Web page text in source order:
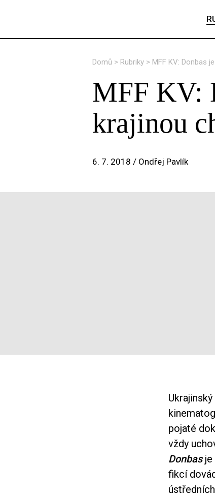
Domů > Rubriky > MFF KV: Donbas
MFF KV:
krajinou
6. 7. 2018 / Ondřej Pavlík
pojaté
vždy
Donbasje
fikcí